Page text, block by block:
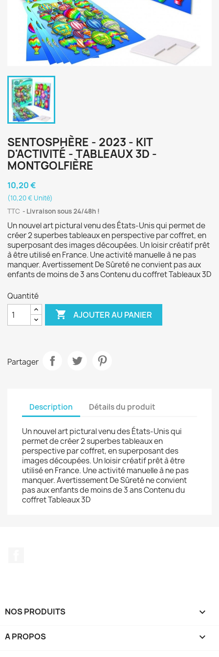
SENTOSPHÈRE - 2023 - KIT
D'ACTIVITÉ - TABLEAUX 3D -
MONTGOLFIÈRE
10,20 €
(10,20 € Unité)
TTC
Livraison sous 24/48h !
Un nouvel art pictural venu des États-Unis qui permet de
créer 2 superbes tableaux en perspective par coffret, en
superposant des images découpées. Un loisir créatif prêt
à être utilisé en France. Une activité manuelle à ne pas
manquer. Avertissement De Sûreté ne convient pas aux
enfants de moins de 3 ans Contenu du coffret Tableaux 3D
Quantité
 AJOUTER AU PANIER
Partager
Description Détails du produit
Un nouvel art pictural venu des États-Unis qui
permet de créer 2 superbes tableaux en
perspective par coffret, en superposant des
images découpées. Un loisir créatif prêt à être
utilisé en France. Une activité manuelle à ne pas
manquer. Avertissement De Sûreté ne convient
pas aux enfants de moins de 3 ans Contenu du
coffret Tableaux 3D
NOS PRODUITS 
A PROPOS 